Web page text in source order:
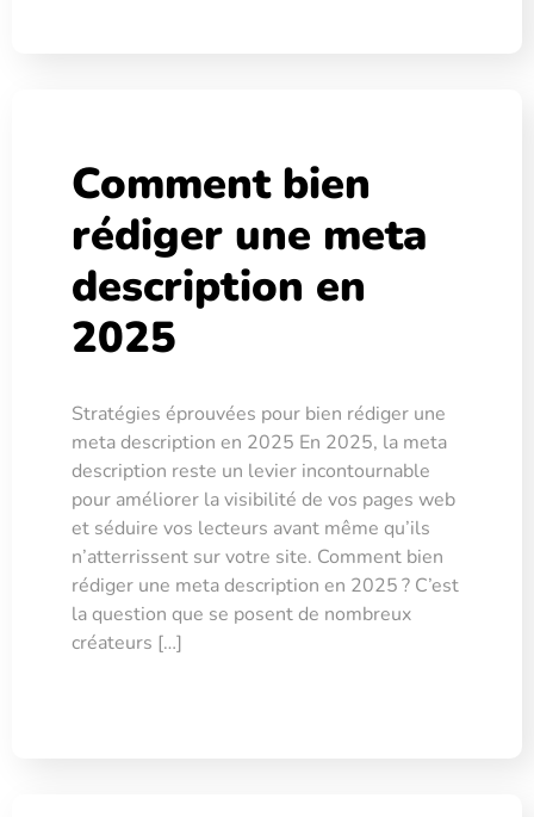
Comment bien
rédiger une meta
description en
2025
Stratégies éprouvées pour bien rédiger une
meta description en 2025 En 2025, la meta
description reste un levier incontournable
pour améliorer la visibilité de vos pages web
et séduire vos lecteurs avant même qu’ils
n’atterrissent sur votre site. Comment bien
rédiger une meta description en 2025 ? C’est
la question que se posent de nombreux
créateurs […]